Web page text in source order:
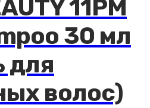
11PM
30 мл
для
волос)